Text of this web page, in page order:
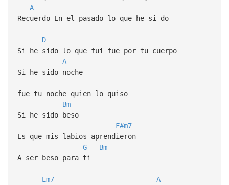
A
Recuerdo En el pasado lo que he si do
D
Si he sido lo que fui fue por tu cuerpo
A
Si he sido noche
fue tu noche quien lo quiso
Bm
Si he sido beso
F#m7
Es que mis labios aprendieron
G
Bm
A ser beso para ti
Em7
A